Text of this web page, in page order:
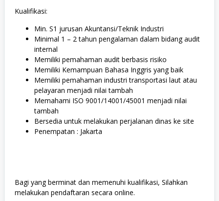
Kualifikasi:
Min. S1 jurusan Akuntansi/Teknik Industri
Minimal 1 – 2 tahun pengalaman dalam bidang audit
internal
Memiliki pemahaman audit berbasis risiko
Memiliki Kemampuan Bahasa Inggris yang baik
Memiliki pemahaman industri transportasi laut atau
pelayaran menjadi nilai tambah
Memahami ISO 9001/14001/45001 menjadi nilai
tambah
Bersedia untuk melakukan perjalanan dinas ke site
Penempatan : Jakarta
Bagi yang berminat dan memenuhi kualifikasi, Silahkan
melakukan pendaftaran secara online.